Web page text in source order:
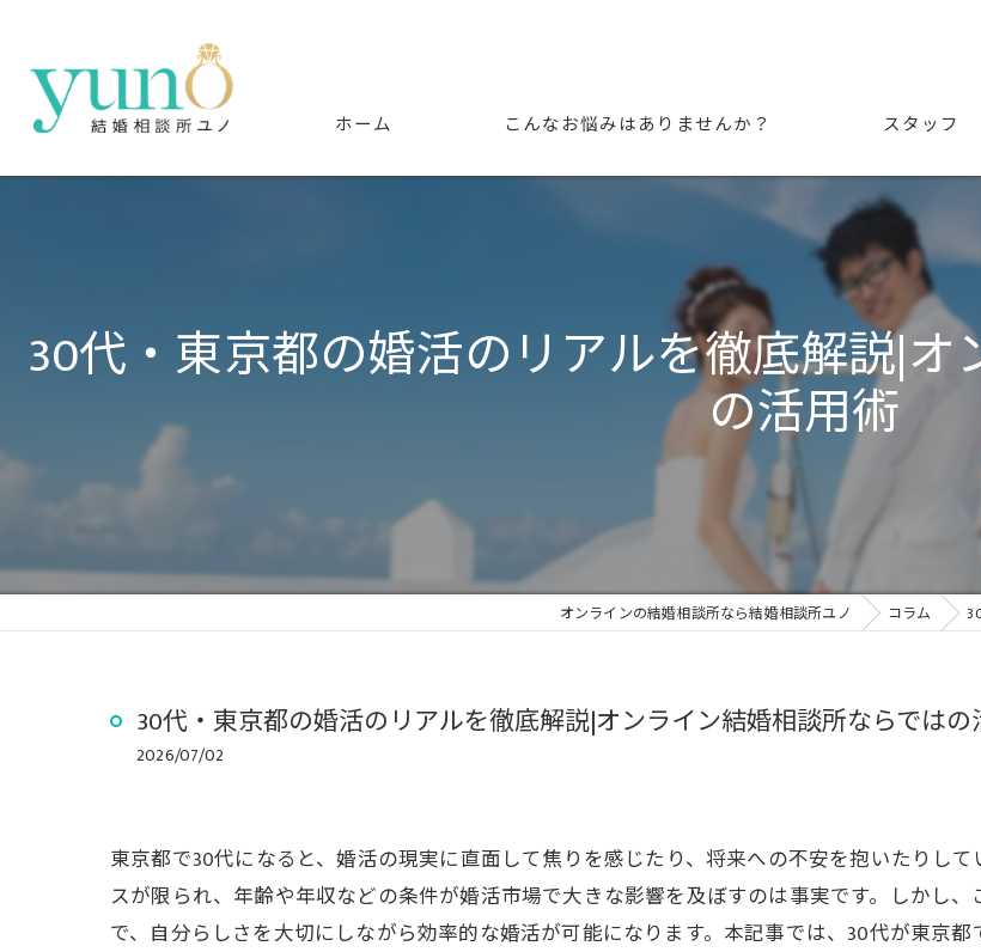
ホーム こんなお悩みはありませんか？ スタッフ
30代・東京都の婚活のリアルを徹底解説|
の活用術
オンラインの結婚相談所なら結婚相談所ユノ コラム
30代・東京都の婚活のリアルを徹底解説|オンライン結婚相談所ならではの
2026/07/02
東京都で30代になると、婚活の現実に直面して焦りを感じたり、将来への不安を抱いたりし
スが限られ、年齢や年収などの条件が婚活市場で大きな影響を及ぼすのは事実です。しかし
で、自分らしさを大切にしながら効率的な婚活が可能になります。本記事では、30代が東京